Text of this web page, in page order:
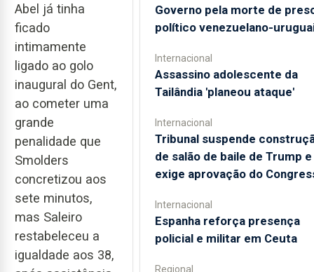
Abel já tinha
ficado
intimamente
ligado ao golo
inaugural do Gent,
ao cometer uma
grande
penalidade que
Smolders
concretizou aos
sete minutos,
mas Saleiro
restabeleceu a
igualdade aos 38,
Governo pela morte de
político venezuelano-
Internacional
Assassino adolescente da
Tailândia 'planeou ataque'
Internacional
Tribunal suspende
de salão de baile de Trump e
exige aprovação do
Internacional
Espanha reforça presença
policial e militar em Ceuta
Regional